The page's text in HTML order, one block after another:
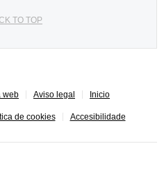
TO TOP
web Aviso legal Inicio
de cookies Accesibilidade